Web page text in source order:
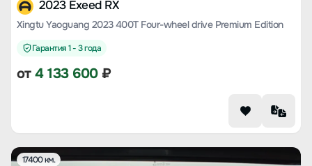
2023 Exeed RX
Xingtu Yaoguang 2023 400T Four-wheel drive Premium Edition
Гарантия 1 - 3 года
от4 133 600₽
17400 км.